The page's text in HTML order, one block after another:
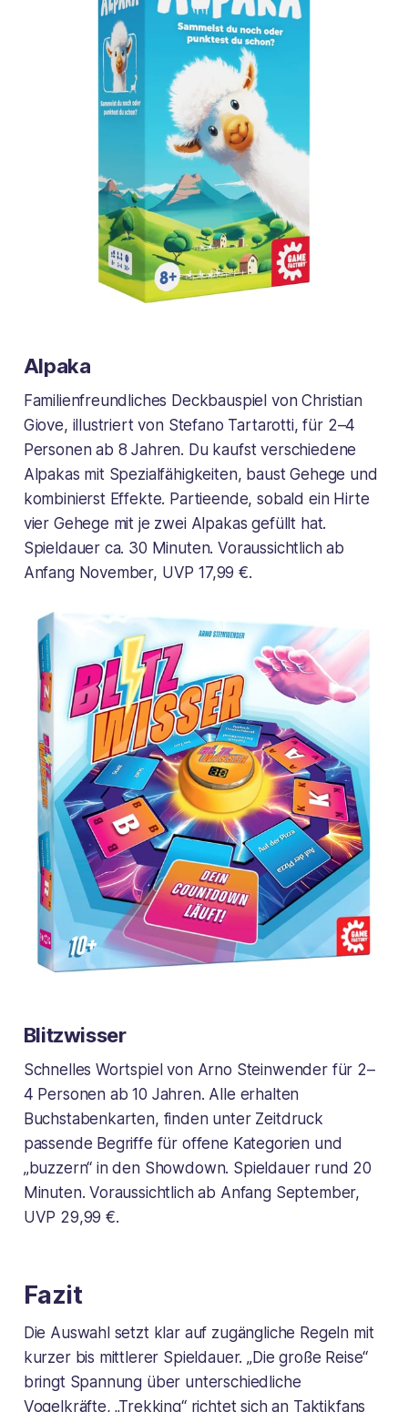
Alpaka
Familienfreundliches Deckbauspiel von Christian
Giove, illustriert von Stefano Tartarotti, für 2–4
Personen ab 8 Jahren. Du kaufst verschiedene
Alpakas mit Spezialfähigkeiten, baust Gehege und
kombinierst Effekte. Partieende, sobald ein Hirte
vier Gehege mit je zwei Alpakas gefüllt hat.
Spieldauer ca. 30 Minuten. Voraussichtlich ab
Anfang November, UVP 17,99 €.
Blitzwisser
Schnelles Wortspiel von Arno Steinwender für 2–
4 Personen ab 10 Jahren. Alle erhalten
Buchstabenkarten, finden unter Zeitdruck
passende Begriffe für offene Kategorien und
„buzzern“ in den Showdown. Spieldauer rund 20
Minuten. Voraussichtlich ab Anfang September,
UVP 29,99 €.
Fazit
Die Auswahl setzt klar auf zugängliche Regeln mit
kurzer bis mittlerer Spieldauer. „Die große Reise“
bringt Spannung über unterschiedliche
Vogelkräfte, „Trekking“ richtet sich an Taktikfans